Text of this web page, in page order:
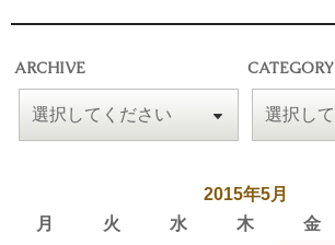
ARCHIVE CATEGORY
2015年5月
月
火 水 木 金